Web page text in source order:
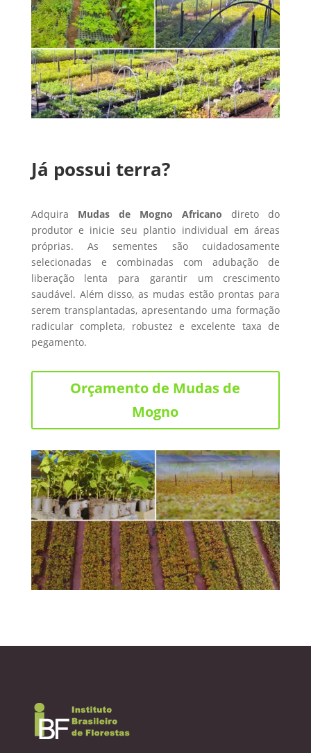
Já possui terra?
Adquira Mudas de Mogno Africano direto do
produtor e inicie seu plantio individual em áreas
próprias. As sementes são cuidadosamente
selecionadas e combinadas com adubação de
liberação lenta para garantir um crescimento
saudável. Além disso, as mudas estão prontas para
serem transplantadas, apresentando uma formação
radicular completa, robustez e excelente taxa de
pegamento.
Orçamento de Mudas de
Mogno